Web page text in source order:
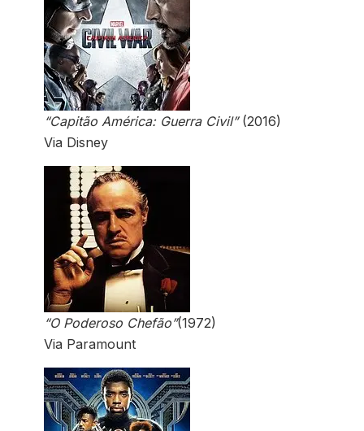
“Capitão América: Guerra Civil”(2016)
Via Disney
“O Poderoso Chefão”(1972)
Via Paramount